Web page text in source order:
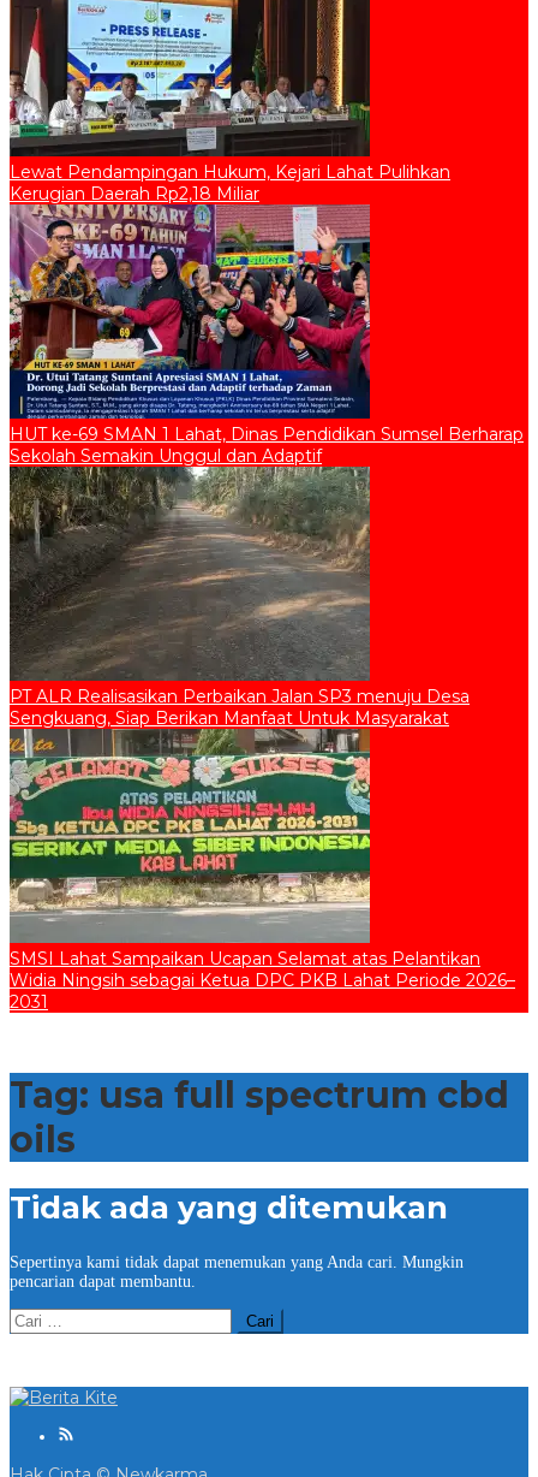
Lewat Pendampingan Hukum, Kejari Lahat Pulihkan
Kerugian Daerah Rp2,18 Miliar
HUT ke-69 SMAN 1 Lahat, Dinas Pendidikan Sumsel Berharap
Sekolah Semakin Unggul dan Adaptif
PT ALR Realisasikan Perbaikan Jalan SP3 menuju Desa
Sengkuang, Siap Berikan Manfaat Untuk Masyarakat
SMSI Lahat Sampaikan Ucapan Selamat atas Pelantikan
Widia Ningsih sebagai Ketua DPC PKB Lahat Periode 2026–
2031
Tag: usa full spectrum cbd
oils
Tidak ada yang ditemukan
Sepertinya kami tidak dapat menemukan yang Anda cari. Mungkin
pencarian dapat membantu.
Cari
untuk: